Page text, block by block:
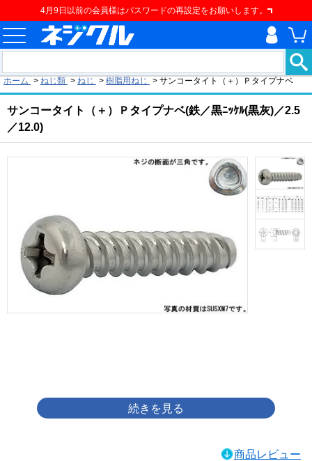
4月9日以前の会員様はパスワードの再設定をお願いします。
ホーム > ねじ類 > ねじ > 樹脂用ねじ > サンコータイト（＋）Ｐタイプナベ
サンコータイト（＋）Ｐタイプナベ(鉄／黒ﾆｯｹﾙ(黒灰)／2.5
／12.0)
商品レビュー